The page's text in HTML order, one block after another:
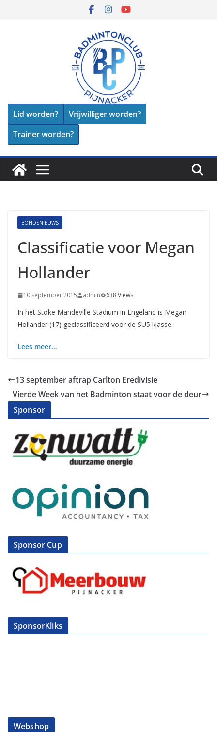
Lid worden?
Vrijwilliger worden?
Trainer worden?
BONDSNIEUWS
Classificatie voor Megan
Hollander
10 september 2015 admin 638 Views
In het Stoke Mandeville Stadium in Engeland is Megan
Hollander (17) geclassificeerd voor de SU5 klasse.
Lees meer…
13 september aftrap Carlton Eredivisie
Vierde Week van het Badminton staat voor de deur
Sponsor
Sponsor Cup
SponsorKliks
Webshop